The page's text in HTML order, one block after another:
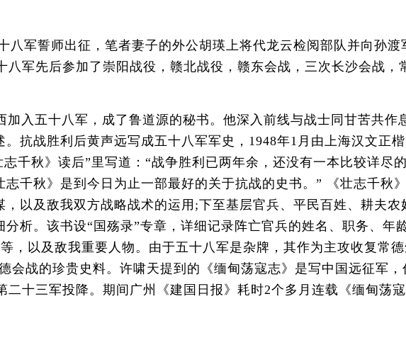
军誓师出征，笔者妻子的外公胡瑛上将代龙云检阅部队并向孙渡
军先后参加了崇阳战役，赣北战役，赣东会战，三次长沙会战，
入五十八军，成了鲁道源的秘书。他深入前线与战士同甘苦共作
抗战胜利后黄声远写成五十八军军史，1948年1月由上海汉文正
千秋》读后”里写道：“战争胜利已两年余，还没有一本比较详尽
千秋》是到今日为止一部最好的关于抗战的史书。” 《壮志千秋
以及敌我双方战略战术的运用;下至基层官兵、平民百姓、耕夫农
析。该书设“国殇录”专章，详细记录阵亡官兵的姓名、职务、年
，以及敌我重要人物。由于五十八军是杂牌，其作为主攻收复常
会战的珍贵史料。许啸天提到的《缅甸荡寇志》是写中国远征军，
十三军投降。期间广州《建国日报》耗时2个多月连载《缅甸荡寇